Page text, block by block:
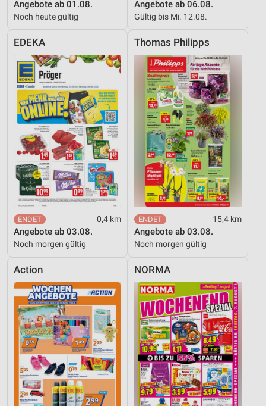
Angebote ab 01.08.
Noch heute gültig
Angebote ab 06.08.
Gültig bis Mi. 12.08.
EDEKA
0,4 km
Angebote ab 03.08.
Noch morgen gültig
Thomas Philipps
15,4 km
Angebote ab 03.08.
Noch morgen gültig
Action NORMA
Inhalten
Verwendung genauer Standortdaten
Geräte anhand von aktiv angeforderten
Informationen identifizieren
Nicht-IAB-Verarbeitungszwecke:
Notwendig
Performance
Funktional
Werbung